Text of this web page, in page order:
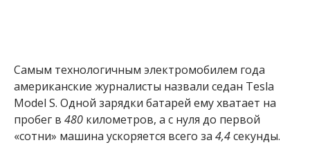
Самым технологичным электромобилем года
американские журналисты назвали седан Tesla
Model S. Одной зарядки батарей ему хватает на
пробег в 480 километров, а с нуля до первой
«сотни» машина ускоряется всего за 4,4секунды.